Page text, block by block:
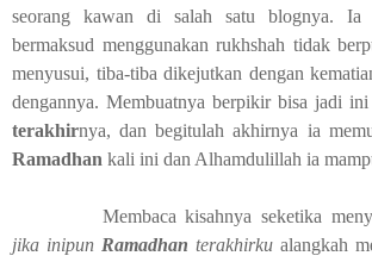
seorang kawan di salah satu blognya. Ia
bermaksud menggunakan rukhshah tidak
menyusui, tiba-tiba dikejutkan dengan
dengannya. Membuatnya berpikir bisa jadi ini
terakhirnya, dan begitulah akhirnya ia
Ramadhan kali ini dan Alhamdulillah ia
Membaca kisahnya seketika
jika inipun Ramadhan terakhirku alangkah